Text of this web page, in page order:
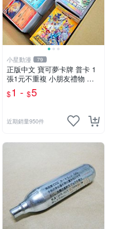
小星動漫 79
正版中文 寶可夢卡牌 普卡 1
張1元不重複 小朋友禮物 補
習班獎勵 中文版 PTCG寶可
夢卡 官方現貨
$1 - $5
近期銷量950件